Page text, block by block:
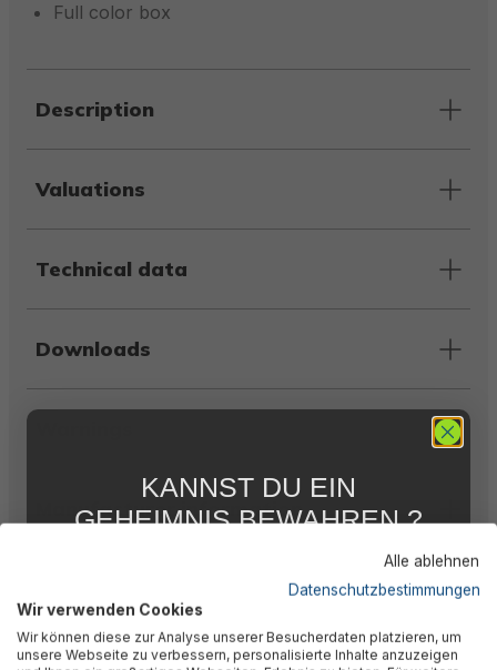
Full color box
Description
Valuations
Technical data
Downloads
Manufacturer information
Similar products
Alle ablehnen
Datenschutzbestimmungen
Wir verwenden Cookies
Wir können diese zur Analyse unserer Besucherdaten platzieren, um
unsere Webseite zu verbessern, personalisierte Inhalte anzuzeigen
KANNST DU EIN
GEHEIMNIS BEWAHREN ?
FÜR DICH
Abonniere jetzt unseren kostenlosen
Newsletter, verpasse keine Neuigkeiten und
Aktionen mehr und sichere Dir 5 %